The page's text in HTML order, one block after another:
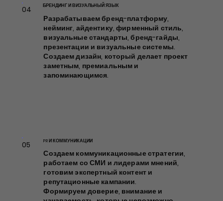
Создаём бренды, которые
повышают восприятие
стоимости и становятся
активом компании.
Это визуал, который продаёт
идею, атмосферу и будущий
образ жизни.
04 БРЕНДИНГ И ВИЗУАЛЬНЫЙ ЯЗЫК
Разрабатываем бренд-платформу,
нейминг, айдентику, фирменный стиль,
визуальные стандарты, бренд-гайды,
презентации и визуальные системы.
Создаем дизайн, который делает проект
заметным, премиальным и
запоминающимся.
05 PR И КОММУНИКАЦИИ
Создаем коммуникационные стратегии,
работаем со СМИ и лидерами мнений,
готовим экспертный контент и
репутационные кампании.
Формируем доверие, внимание и